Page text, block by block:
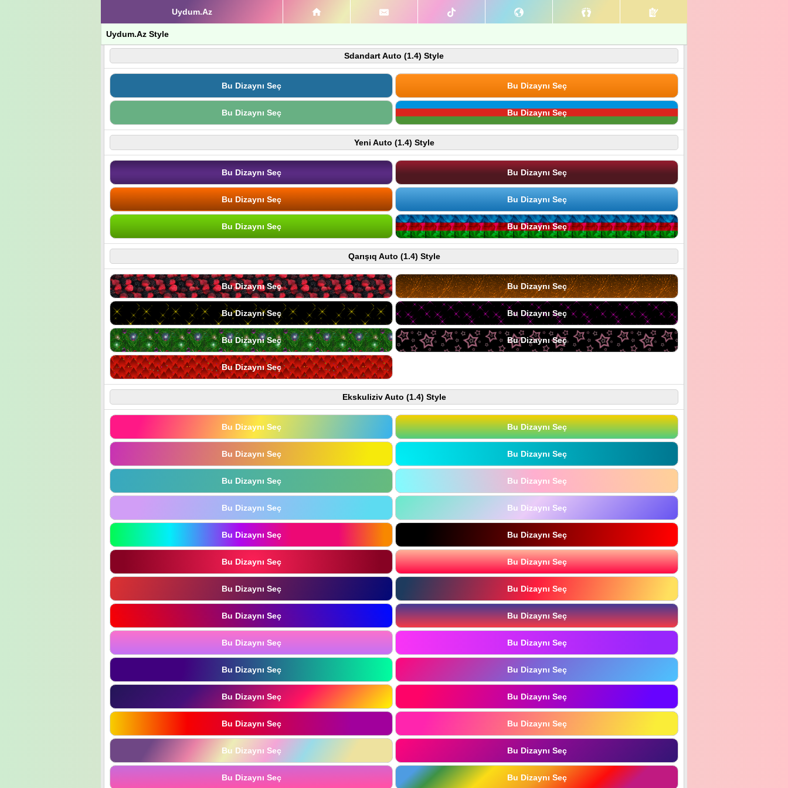
Uydum.Az
Uydum.Az Style
Sdandart Auto (1.4) Style
Bu Dizaynı Seç Bu Dizaynı Seç
Bu Dizaynı Seç Bu Dizaynı Seç
Yeni Auto (1.4) Style
Bu Dizaynı Seç Bu Dizaynı Seç
Bu Dizaynı Seç Bu Dizaynı Seç
Bu Dizaynı Seç Bu Dizaynı Seç
Qarışıq Auto (1.4) Style
Bu Dizaynı Seç Bu Dizaynı Seç
Bu Dizaynı Seç Bu Dizaynı Seç
Bu Dizaynı Seç Bu Dizaynı Seç
Bu Dizaynı Seç
Ekskuliziv Auto (1.4) Style
Bu Dizaynı Seç Bu Dizaynı Seç
Bu Dizaynı Seç Bu Dizaynı Seç
Bu Dizaynı Seç Bu Dizaynı Seç
Bu Dizaynı Seç Bu Dizaynı Seç
Bu Dizaynı Seç Bu Dizaynı Seç
Bu Dizaynı Seç Bu Dizaynı Seç
Bu Dizaynı Seç Bu Dizaynı Seç
Bu Dizaynı Seç Bu Dizaynı Seç
Bu Dizaynı Seç Bu Dizaynı Seç
Bu Dizaynı Seç Bu Dizaynı Seç
Bu Dizaynı Seç Bu Dizaynı Seç
Bu Dizaynı Seç Bu Dizaynı Seç
Bu Dizaynı Seç Bu Dizaynı Seç
Bu Dizaynı Seç Bu Dizaynı Seç